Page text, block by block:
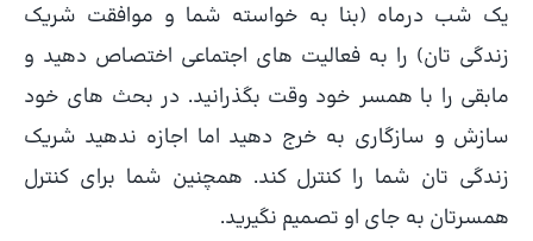
یک شب درماه (بنا به خواسته شما و موافقت شریک
زندگی تان) را به فعالیت های اجتماعی اختصاص دهید و
مابقی را با همسر خود وقت بگذرانید. در بحث های خود
سازش و سازگاری به خرج دهید اما اجازه ندهید شریک
زندگی تان شما را کنترل کند. همچنین شما برای کنترل
همسرتان به جای او تصمیم نگیرید.